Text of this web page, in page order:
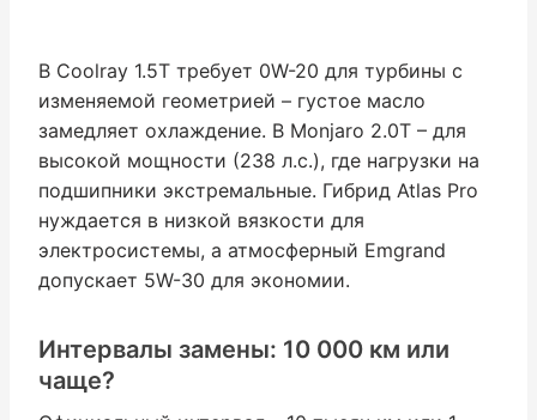
В Coolray 1.5T требует 0W-20 для турбины с
изменяемой геометрией – густое масло
замедляет охлаждение. В Monjaro 2.0T – для
высокой мощности (238 л.с.), где нагрузки на
подшипники экстремальные. Гибрид Atlas Pro
нуждается в низкой вязкости для
электросистемы, а атмосферный Emgrand
допускает 5W-30 для экономии.
Интервалы замены: 10 000 км или
чаще?